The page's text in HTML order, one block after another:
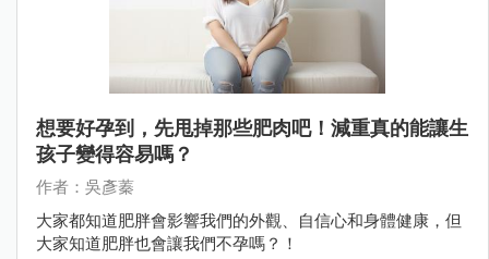
想要好孕到，先甩掉那些肥肉吧！減重真的能讓生
孩子變得容易嗎？
作者：吳彥蓁
大家都知道肥胖會影響我們的外觀、自信心和身體健康，但
大家知道肥胖也會讓我們不孕嗎？！